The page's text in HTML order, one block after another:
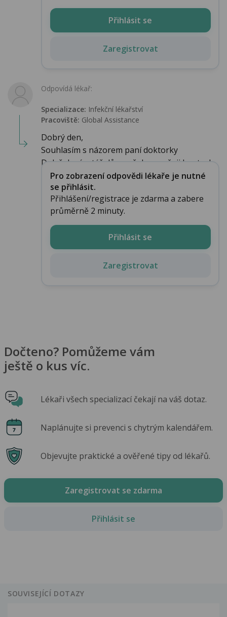
Přihlásit se
Zaregistrovat
Odpovídá lékař:
Specializace: Infekční lékařství‎
Pracoviště: Global Assistance
Dobrý den,
Souhlasím s názorem paní doktorky
Doležalové a též důrazně doporučuji kontrol...
Pro zobrazení odpovědi lékaře je nutné
se přihlásit.
Přihlášení/registrace je zdarma a zabere
průměrně 2 minuty.
Přihlásit se
Zaregistrovat
Dočteno? Pomůžeme vám
ještě o kus víc.
Lékaři všech specializací čekají na váš dotaz.
Naplánujte si prevenci s chytrým kalendářem.
Objevujte praktické a ověřené tipy od lékařů.
Zaregistrovat se zdarma
Přihlásit se
SOUVISEJÍCÍ DOTAZY